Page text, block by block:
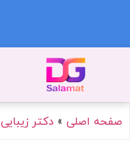
صفحه اصلی » دکتر زیبایی